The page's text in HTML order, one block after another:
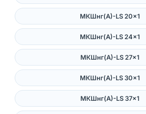
МКШнг(А)-LS 20×1
МКШнг(А)-LS 24×1
МКШнг(А)-LS 27×1
МКШнг(А)-LS 30×1
МКШнг(А)-LS 37×1